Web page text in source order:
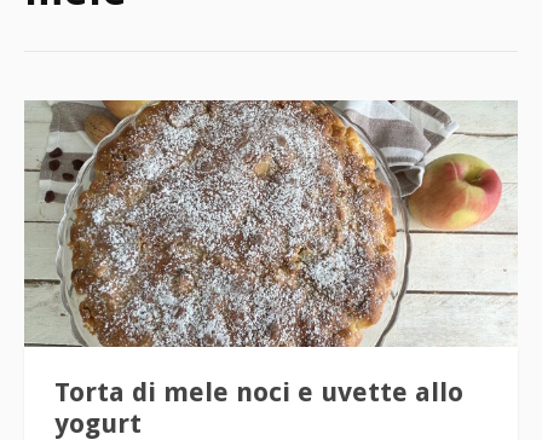
Torta di mele noci e uvette allo
yogurt